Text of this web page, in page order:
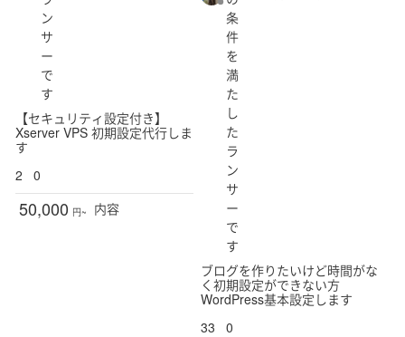
ン
サ
ー
で
す
【セキュリティ設定付き】
Xserver VPS 初期設定代行しま
す
2
0
50,000 円~ 内容
条
件
を
満
た
し
た
ラ
ン
サ
ー
で
す
ブログを作りたいけど時間がな
く初期設定ができない方
WordPress基本設定します
33
0